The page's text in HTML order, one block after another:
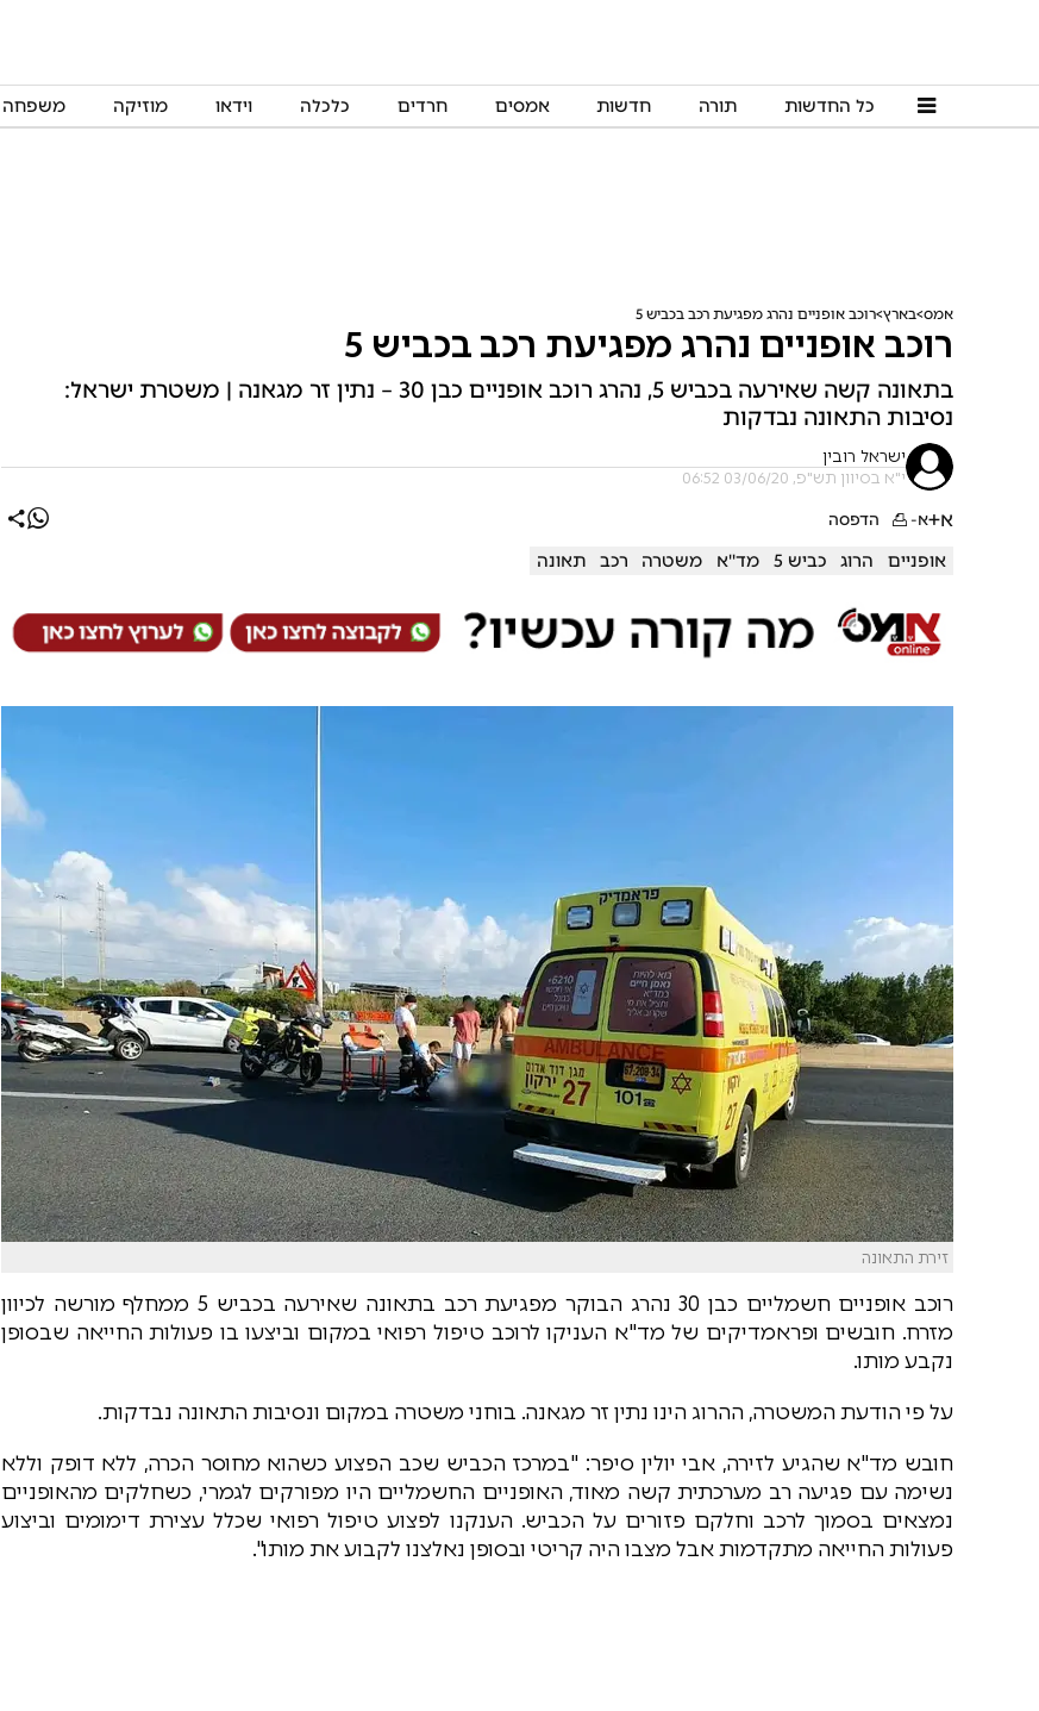
כל החדשות תורה חדשות אמסים חרדים כלכלה וידאו מוזיקה משפחה
אמס בארץ רוכב אופניים נהרג מפגיעת רכב בכביש 5
רוכב אופניים נהרג מפגיעת רכב בכביש 5
בתאונה קשה שאירעה בכביש 5, נהרג רוכב אופניים כבן 30 – נתין זר מגאנה | משטרת ישראל:
נסיבות התאונה נבדקות
ישראל רובין
י"א בסיוון תש"פ, 03/06/20 06:52
א+א- הדפסה
אופניים הרוג כביש 5 מד''א משטרה רכב תאונה
זירת התאונה
רוכב אופניים חשמליים כבן 30 נהרג הבוקר מפגיעת רכב בתאונה שאירעה בכביש 5 ממחלף מורשה לכיוון
מזרח. חובשים ופראמדיקים של מד"א העניקו לרוכב טיפול רפואי במקום וביצעו בו פעולות החייאה שבסופן
נקבע מותו.
על פי הודעת המשטרה, ההרוג הינו נתין זר מגאנה. בוחני משטרה במקום ונסיבות התאונה נבדקות.
חובש מד"א שהגיע לזירה, אבי יולין סיפר: "במרכז הכביש שכב הפצוע כשהוא מחוסר הכרה, ללא דופק וללא
נשימה עם פגיעה רב מערכתית קשה מאוד, האופניים החשמליים היו מפורקים לגמרי, כשחלקים מהאופניים
נמצאים בסמוך לרכב וחלקם פזורים על הכביש. הענקנו לפצוע טיפול רפואי שכלל עצירת דימומים וביצוע
פעולות החייאה מתקדמות אבל מצבו היה קריטי ובסופן נאלצנו לקבוע את מותו".